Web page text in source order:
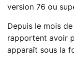
version 76 ou
Depuis le mois
rapportent avoir
apparaît sous la